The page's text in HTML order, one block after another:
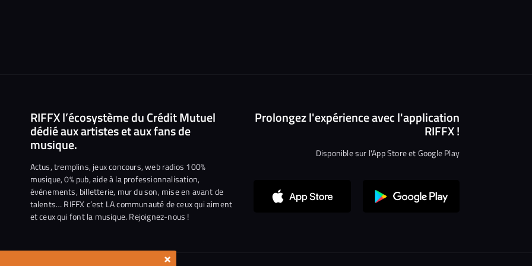
RIFFX l’écosystème du Crédit Mutuel
dédié aux artistes et aux fans de
musique.
Actus, tremplins, jeux concours, web radios 100%
musique, 0% pub, aide à la professionnalisation,
événements, billetterie, mur du son, mise en avant de
talents… RIFFX c’est LA communauté de ceux qui aiment
et ceux qui font la musique. Rejoignez-nous !
Prolongez l'expérience avec l'application
RIFFX !
Disponible sur l'App Store et Google Play
×